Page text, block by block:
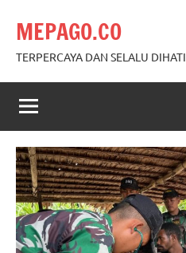
content
MEPAGO.CO
TERPERCAYA DAN SELALU DIHATI